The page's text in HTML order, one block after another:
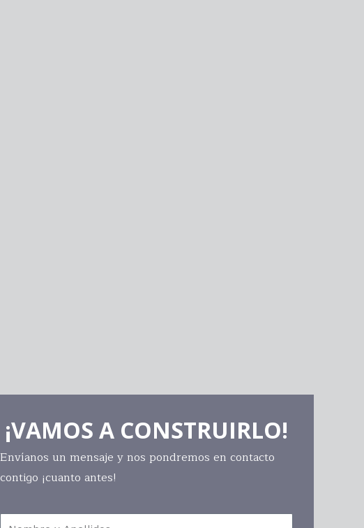
¡VAMOS A CONSTRUIRLO!
Envíanos un mensaje y nos pondremos en contacto
contigo ¡cuanto antes!